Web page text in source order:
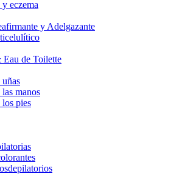
eczema
y Adelgazante
Eau de Toilette
manos
pies